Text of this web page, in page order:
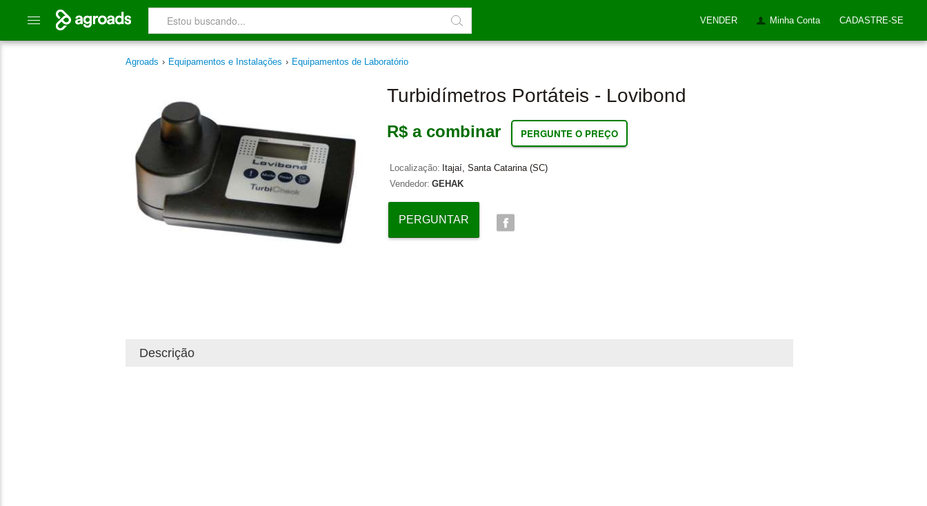
VENDER Minha Conta CADASTRE-SE
Agroads › Equipamentos e Instalações › Equipamentos de Laboratório
Turbidímetros Portáteis - Lovibond
R$ a combinar PERGUNTE O PREÇO
Localização: Itajaí, Santa Catarina (SC)
Vendedor: GEHAK
PERGUNTAR
Descrição